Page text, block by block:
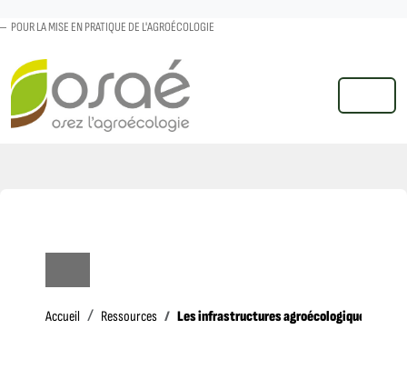
POUR LA MISE EN PRATIQUE DE L'AGROÉCOLOGIE
MENU
Accueil AccueilRessources Les infrastructures agroécologiques (IAE)